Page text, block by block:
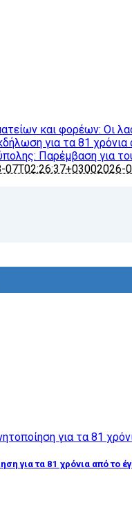
και φορέων: Οι
για τα 81
Παρέμβαση για
07T02:26:37+03002026-
για τα 81 χρόνια από το